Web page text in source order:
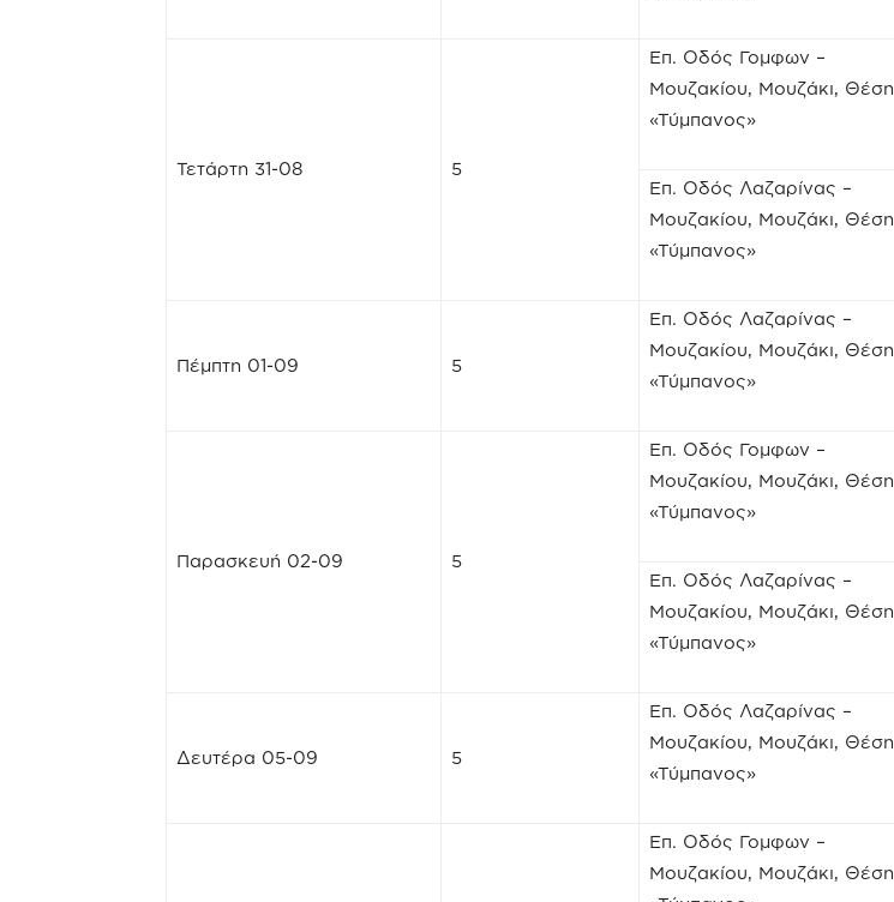
Τετάρτη 31-08 5
Επ. Οδός Γομφων –
Μουζακίου, Μουζάκι, Θέση
«Τύμπανος»
Επ. Οδός Λαζαρίνας –
Μουζακίου, Μουζάκι, Θέση
«Τύμπανος»
Πέμπτη 01-09 5
Επ. Οδός Λαζαρίνας –
Μουζακίου, Μουζάκι, Θέση
«Τύμπανος»
Παρασκευή 02-09 5
Επ. Οδός Γομφων –
Μουζακίου, Μουζάκι, Θέση
«Τύμπανος»
Επ. Οδός Λαζαρίνας –
Μουζακίου, Μουζάκι, Θέση
«Τύμπανος»
Δευτέρα 05-09 5
Επ. Οδός Λαζαρίνας –
Μουζακίου, Μουζάκι, Θέση
«Τύμπανος»
Επ. Οδός Γομφων –
Μουζακίου, Μουζάκι, Θέση